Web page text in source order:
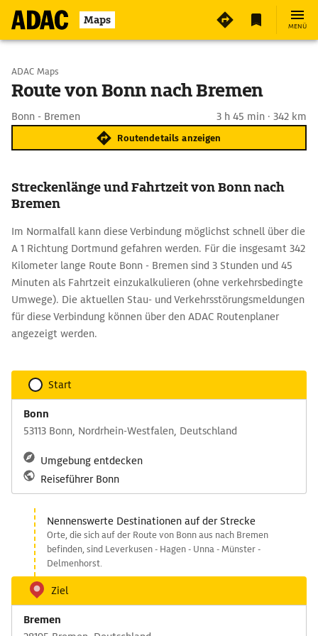
Maps MENÜ
Start wählen
ADAC Maps
Route von Bonn nach Bremen
Bonn - Bremen 3 h 45 min · 342 km
Routendetails anzeigen
Streckenlänge und Fahrtzeit von Bonn nach
Bremen
Im Normalfall kann diese Verbindung möglichst schnell über die
A 1 Richtung Dortmund gefahren werden. Für die insgesamt 342
Kilometer lange Route Bonn - Bremen sind 3 Stunden und 45
Minuten als Fahrtzeit einzukalkulieren (ohne verkehrsbedingte
Umwege). Die aktuellen Stau- und Verkehrsstörungsmeldungen
für diese Verbindung können über den ADAC Routenplaner
angezeigt werden.
Start
Bonn
53113 Bonn, Nordrhein-Westfalen, Deutschland
Umgebung entdecken
Reiseführer Bonn
Nennenswerte Destinationen auf der Strecke
Orte, die sich auf der Route von Bonn aus nach Bremen
befinden, sind Leverkusen - Hagen - Unna - Münster -
Delmenhorst.
Ziel
Bremen